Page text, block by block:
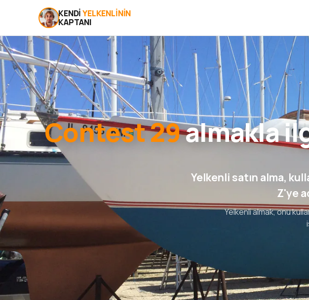
KENDIYELKENLININ
KAPTANI
Contest 29almakla
Yelkenli satın alma,
Z'ye
Yelkenli almak, onu